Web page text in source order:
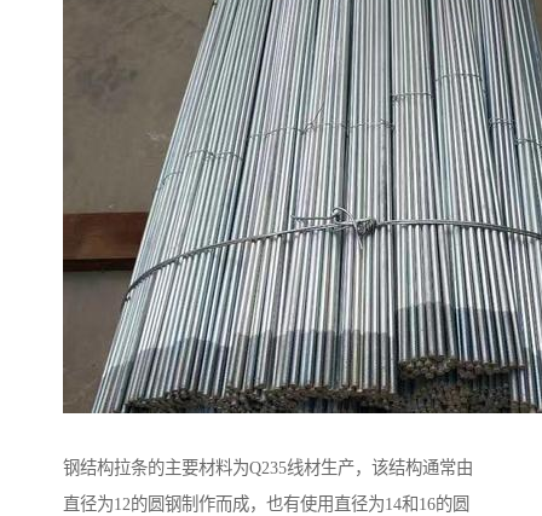
钢结构拉条的主要材料为Q235线材生产，该结构通常由
直径为12的圆钢制作而成，也有使用直径为14和16的圆